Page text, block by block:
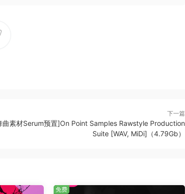
buildups & drum loops, and your entire break
snares & FX, and much more. That means
下一篇
曲素材Serum预置]On Point Samples Rawstyle Production
Suite [WAV, MiDi]（4.79Gb）
免费